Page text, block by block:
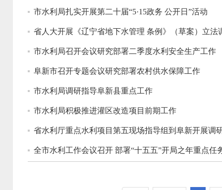
市水利局扎实开展第二十届“5·15政务 公开日”活动
省人大开展《辽宁省地下水管理 条例》（草案）立法
市水利局召开会议研究部署二季度水利安全生产工作
阜新市召开专题会议研究部署农村供水保障工作
市水利局调研指导阜新县重点工作
市水利局积极推进灌区改造项目前期工作
省水利厅重点水利项目第五现场指导组到阜新开展调
全市水利工作会议召开 部署“十五五”开局之年重点任